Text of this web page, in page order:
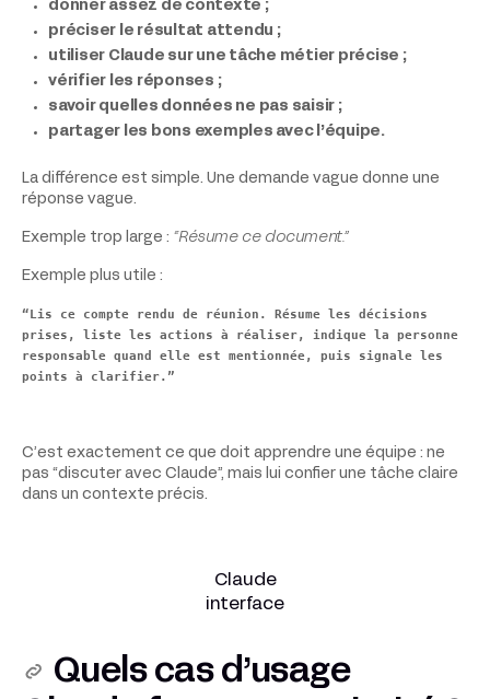
donner assez de contexte ;
préciser le résultat attendu ;
utiliser Claude sur une tâche métier précise ;
vérifier les réponses ;
savoir quelles données ne pas saisir ;
partager les bons exemples avec l’équipe.
La différence est simple. Une demande vague donne une
réponse vague.
Exemple trop large : “Résume ce document.”
Exemple plus utile :
“Lis ce compte rendu de réunion. Résume les décisions
prises, liste les actions à réaliser, indique la personne
responsable quand elle est mentionnée, puis signale les
points à clarifier.”
C’est exactement ce que doit apprendre une équipe : ne
pas “discuter avec Claude”, mais lui confier une tâche claire
dans un contexte précis.
Claude
interface
Quels cas d’usage